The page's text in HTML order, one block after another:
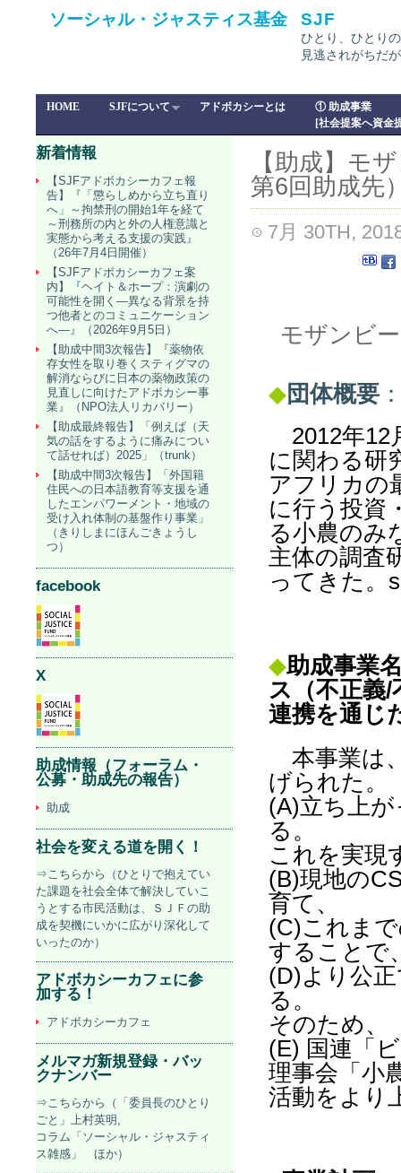
ソーシャル・ジャスティス基金 SJF
ひとり、ひとり
見逃されがちだ
HOME SJFについて アドボカシーとは
① 助成事業
[社会提案へ資金
【助成】モ
第6回助成先
7月 30TH,
モザンビ
◆団体概要
2012年12
に関わる研
アフリカの
に行う投資
る小農のみ
主体の調査
ってきた。
◆助成事業
ス（不正義/
連携を通じ
本事業は
げられた。
(A)立ち上
る。
これを実現
(B)現地の
育て、
(C)これま
することで
(D)より公
る。
そのため、
(E) 国連「
理事会「小
活動をより
新着情報
【SJFアドボカシーカフェ報
告】『「懲らしめから立ち直り
へ」～拘禁刑の開始1年を経て
～刑務所の内と外の人権意識と
実態から考える支援の実践』
（26年7月4日開催）
【SJFアドボカシーカフェ案
内】『ヘイト＆ホープ：演劇の
可能性を開く―異なる背景を持
つ他者とのコミュニケーション
へ―』（2026年9月5日）
【助成中間3次報告】『薬物依
存女性を取り巻くスティグマの
解消ならびに日本の薬物政策の
見直しに向けたアドボカシー事
業』（NPO法人リカバリー）
【助成最終報告】「例えば（天
気の話をするように痛みについ
て話せれば）2025」（trunk）
【助成中間3次報告】「外国籍
住民への日本語教育等支援を通
したエンパワーメント・地域の
受け入れ体制の基盤作り事業」
（きりしまにほんごきょうし
つ）
facebook
X
助成情報（フォーラム・
公募・助成先の報告）
助成
社会を変える道を開く！
⇒こちらから（ひとりで抱えてい
た課題を社会全体で解決していこ
うとする市民活動は、ＳＪＦの助
成を契機にいかに広がり深化して
いったのか）
アドボカシーカフェに参
加する！
アドボカシーカフェ
メルマガ新規登録・バッ
クナンバー
⇒こちらから（「委員長のひとり
ごと」上村英明,
コラム「ソーシャル・ジャスティ
ス雑感」 ほか）